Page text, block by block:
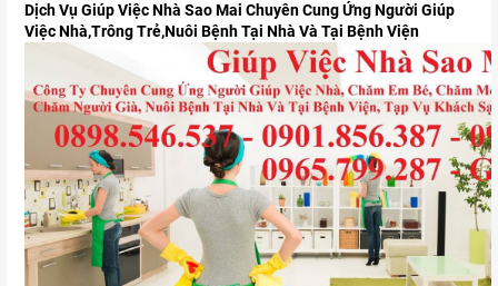
Dịch Vụ Giúp Việc Nhà Sao Mai Chuyên Cung Ứng Người Giúp
Việc Nhà,Trông Trẻ,Nuôi Bệnh Tại Nhà Và Tại Bệnh Viện